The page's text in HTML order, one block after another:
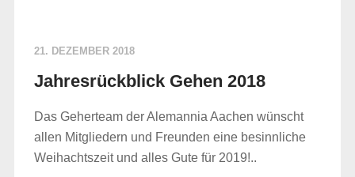
21. DEZEMBER 2018
Jahresrückblick Gehen 2018
Das Geherteam der Alemannia Aachen wünscht
allen Mitgliedern und Freunden eine besinnliche
Weihachtszeit und alles Gute für 2019!..